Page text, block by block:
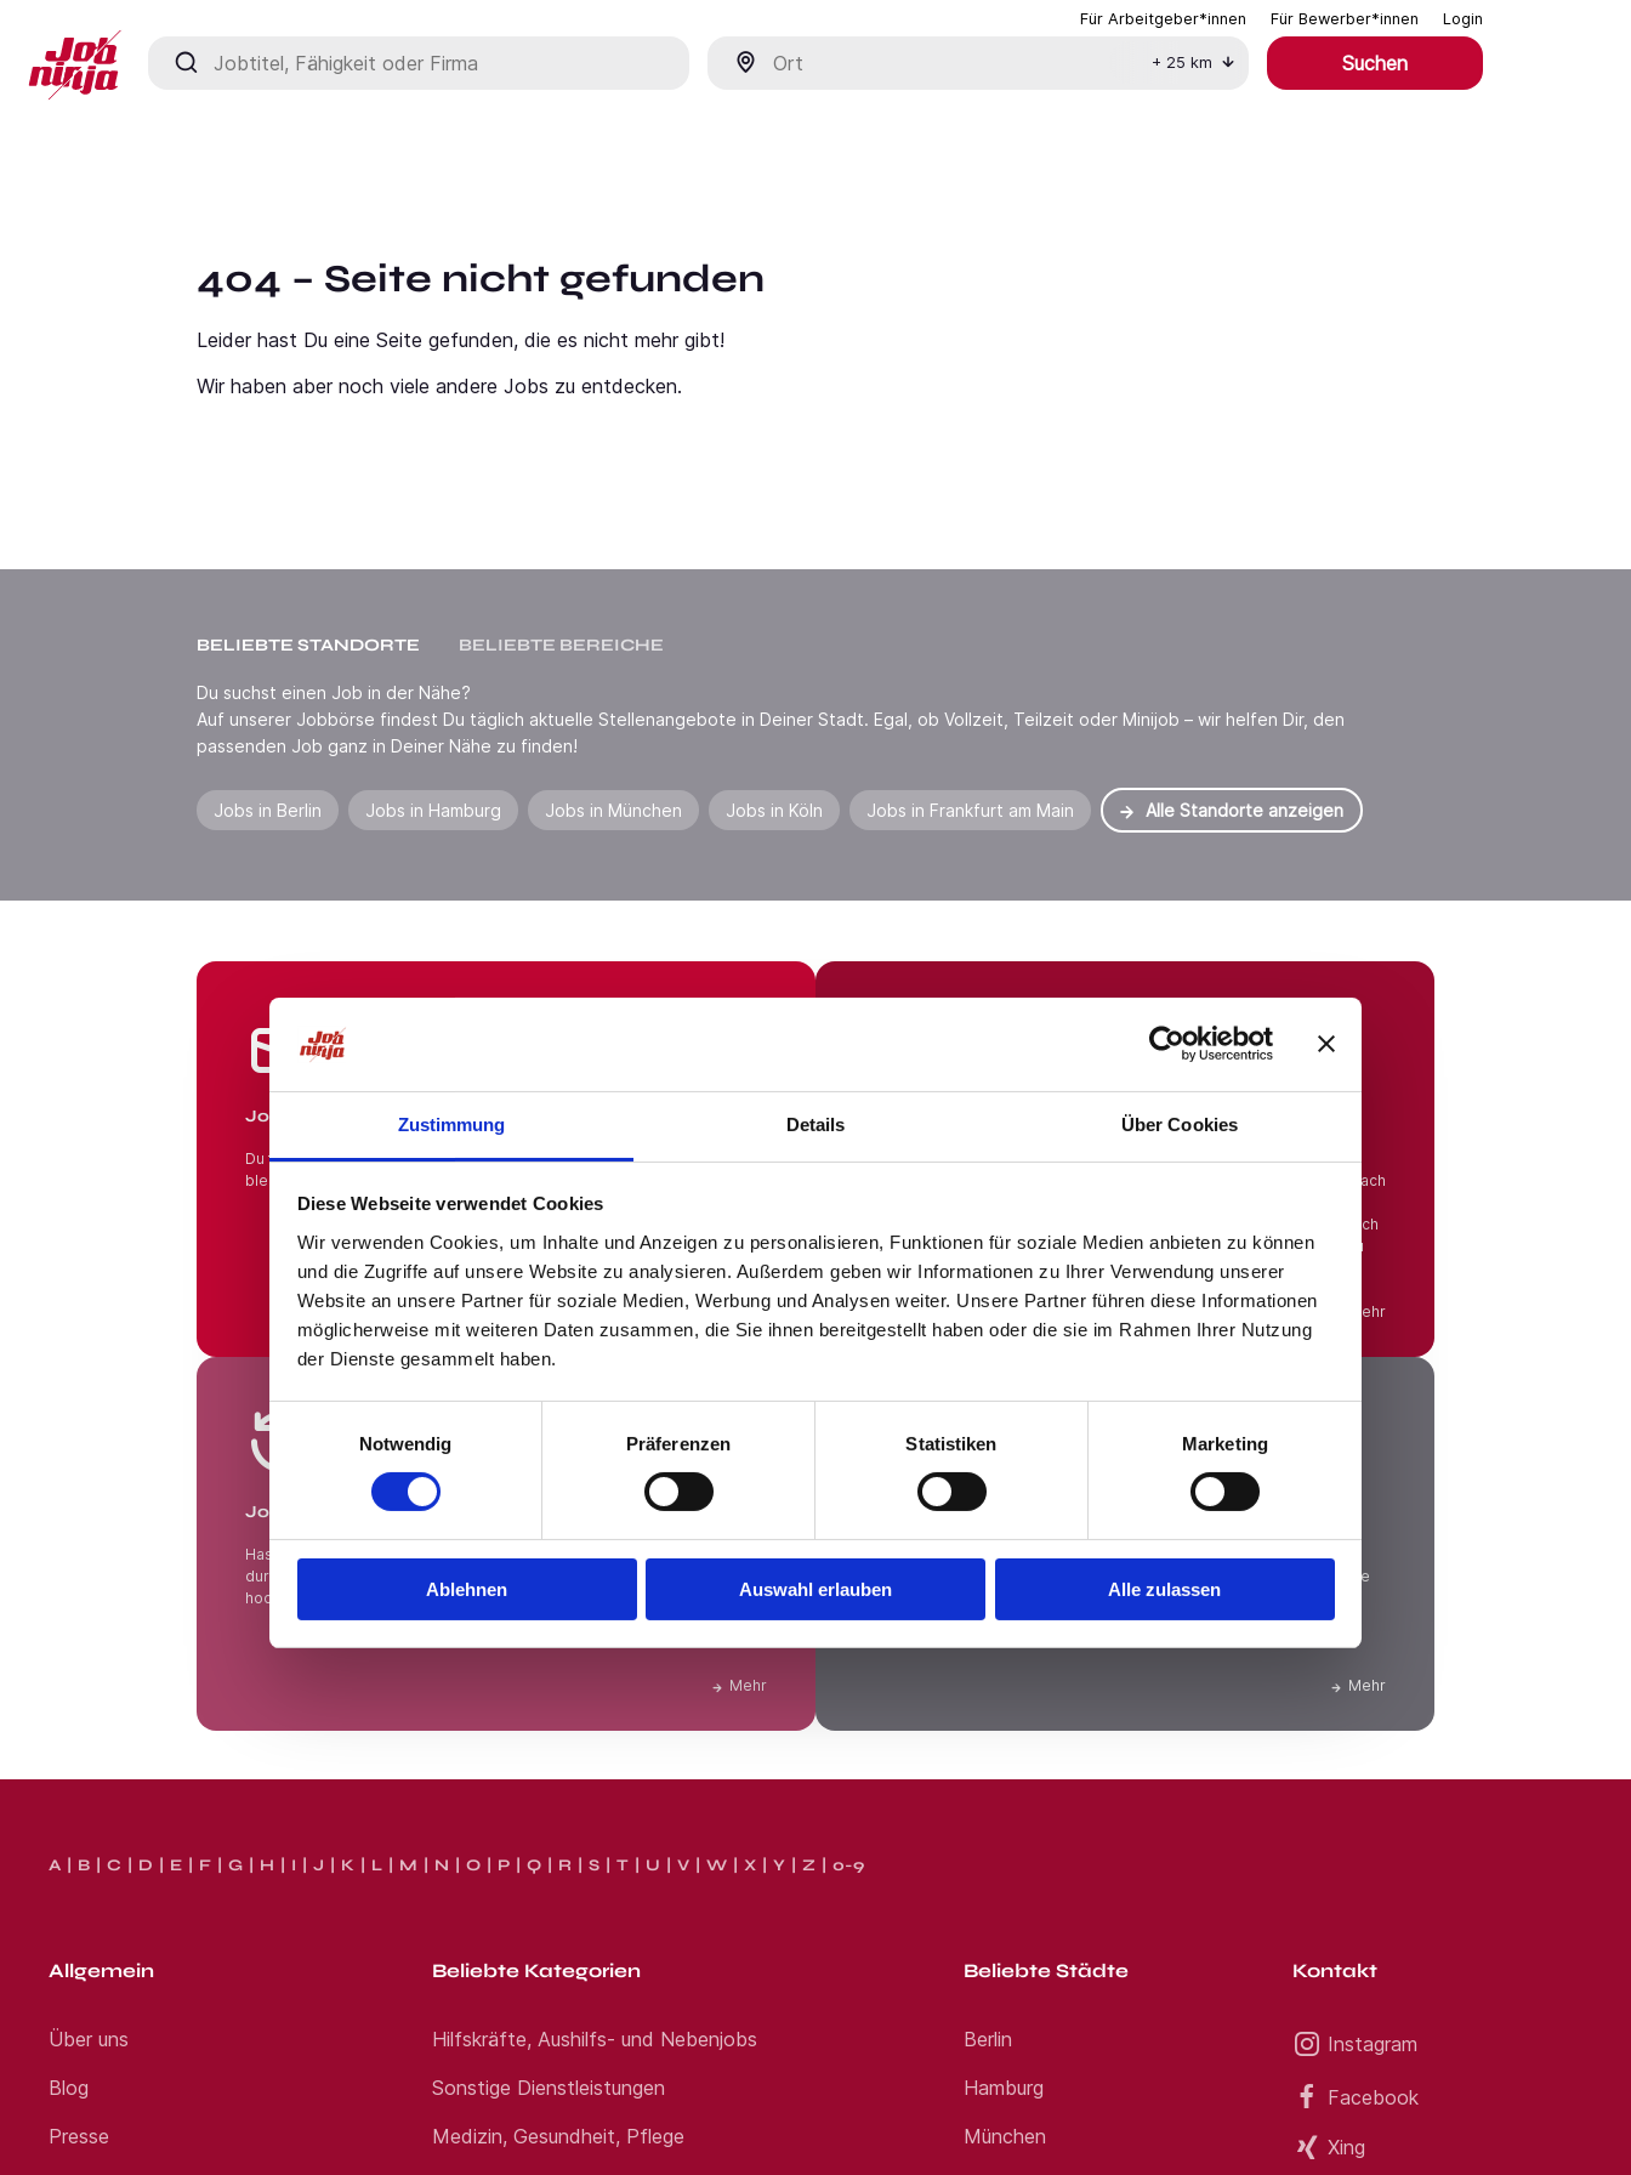
Zustimmung Details Über Cookies
Diese Webseite verwendet Cookies
Wir verwenden Cookies, um Inhalte und Anzeigen zu personalisieren, Funktionen für soziale Medien anbieten zu können
und die Zugriffe auf unsere Website zu analysieren. Außerdem geben wir Informationen zu Ihrer Verwendung unserer
Website an unsere Partner für soziale Medien, Werbung und Analysen weiter. Unsere Partner führen diese Informationen
möglicherweise mit weiteren Daten zusammen, die Sie ihnen bereitgestellt haben oder die sie im Rahmen Ihrer Nutzung
der Dienste gesammelt haben.
Einwilligungsauswahl
Notwendig
Präferenzen Statistiken Marketing
Ablehnen Auswahl erlauben Alle zulassen
Für Arbeitgeber*innen Für Bewerber*innen Login
Jobtitel, Fähigkeit oder Firma
+ 25 km Suchen
404 – Seite nicht gefunden
Leider hast Du eine Seite gefunden, die es nicht mehr gibt!
Wir haben aber noch viele andere Jobs zu entdecken.
BELIEBTE STANDORTE BELIEBTE BEREICHE
Du suchst einen Job in der Nähe?
Auf unserer Jobbörse findest Du täglich aktuelle Stellenangebote in Deiner Stadt. Egal, ob Vollzeit, Teilzeit oder Minijob – wir helfen Dir, den
passenden Job ganz in Deiner Nähe zu finden!
Jobs in Berlin Jobs in Hamburg Jobs in München Jobs in Köln Jobs in Frankfurt am Main Alle Standorte anzeigen
Jobs in Branchen!
Du fühlst Dich wohl in Deinem Beruf und möchtest in Deiner Branche
bleiben? Hier findest Du das gesamte Angebot aus Deiner Branche.
Mehr
Jobs in Branchen
Auf unserer Plattform findest Du eine große Auswahl an
Stellenangeboten, die nach Städten sortiert sind, sodass Du gezielt nach
Herausforderung suchst, einen beruflichen Wechsel planst oder einfach
eine Stelle in Deinem aktuellen Wohnort bevorzugst – bei uns wirst Du
fündig.
Mehr
Jobs in der Nähe
Jobsuche andersrum!
Hast Du keine Lust und Zeit, auf Jobbörsen jede Stellenanzeige zu
durchsuchen? Teste die "Jobsuche andersrum", lade Deinen Lebenslauf
hoch und lasse Dir Jobs vorschlagen, die zu Dir passen.
Mehr
Jobsuche andersrum
Was bleibt vom Brutto?
Viele fragen sich, wie sich das Bruttogehalt in das Nettogehalt
umwandelt. Steuern, Sozialversicherungsbeiträge und andere Abzüge
sorgen dafür, dass vom ursprünglichen Betrag nicht alles auf Deinem
Konto landet. Mit unserem Brutto-Netto-Rechner kannst Du sofort
Mehr
A B C D E F G H I J K L M N O P Q R S T U V W X Y Z 0-9
Allgemein
Über uns
Blog
Presse
Beliebte Kategorien
Hilfskräfte, Aushilfs- und Nebenjobs
Sonstige Dienstleistungen
Medizin, Gesundheit, Pflege
Beliebte Städte
Berlin
Hamburg
München
Kontakt
Instagram
Facebook
Xing